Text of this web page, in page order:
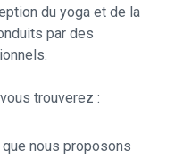
du yoga et de la
par des
trouverez :
nous proposons